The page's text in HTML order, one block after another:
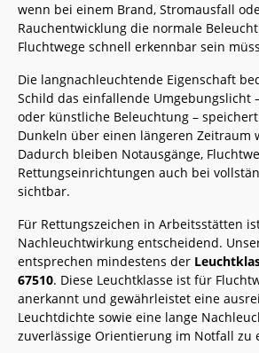
wenn bei einem Brand, Stromausfall
Rauchentwicklung die normale
Fluchtwege schnell erkennbar sein
Die langnachleuchtende Eigenschaft
Schild das einfallende Umgebungslicht
oder künstliche Beleuchtung –
Dunkeln über einen längeren Zeitraum
Dadurch bleiben Notausgänge,
Rettungseinrichtungen auch bei
sichtbar.
Für Rettungszeichen in Arbeitsstätten
Nachleuchtwirkung entscheidend.
entsprechen mindestens der
67510. Diese Leuchtklasse ist für
anerkannt und gewährleistet eine
Leuchtdichte sowie eine lange
zuverlässige Orientierung im Notfall zu